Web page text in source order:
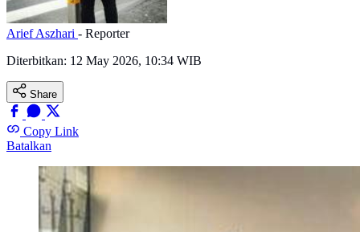
Arief Aszhari - Reporter
Diterbitkan: 12 May 2026, 10:34 WIB
Share
Copy Link
Batalkan